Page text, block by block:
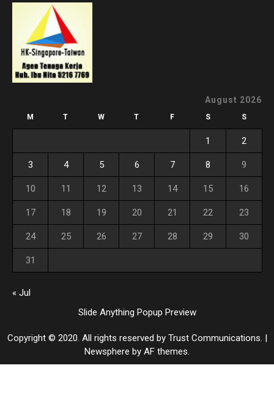
August 2026
M T W T F S S
1 2
3 4 5 6 7 8 9
10 11 12 13 14 15 16
17 18 19 20 21 22 23
24 25 26 27 28 29 30
31
« Jul
Slide Anything Popup Preview
Copyright © 2020. All rights reserved by Trust Communications. |
Newsphere by AF themes.